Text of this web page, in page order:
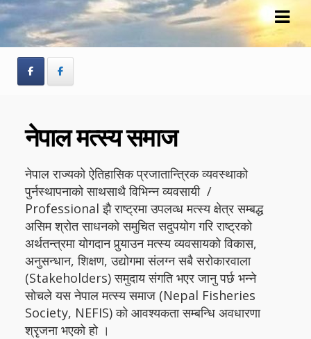
Skip
to
navigation
Skip
to
content
नेपाल मत्स्य समाज
नेपाल राज्यको ऐतिहासिक प्रजातान्त्रिक व्यवस्थाको
पुर्नस्थापनाको साथसाथै विभिन्न व्यवसायी /
Professional झै राष्ट्रमा उपलव्ध मत्स्य क्षेत्र सम्बद्ध
असिम श्रोत साधनको समुचित सदुपयोग गरि राष्ट्रको
अर्थतन्त्रमा योगदान पुर्‍याउन मत्स्य व्यवसायको विकास,
अनुसन्धान, शिक्षण, उद्योगमा संलग्न सबै सरोकारवाला
(Stakeholders) समुदाय संगति भएर जानु पर्छ भन्ने
सोचले यस नेपाल मत्स्य समाज (Nepal Fisheries
Society, NEFIS) को आवश्यकता सम्बन्धि अवधारणा
श्रृजना भएको हो ।